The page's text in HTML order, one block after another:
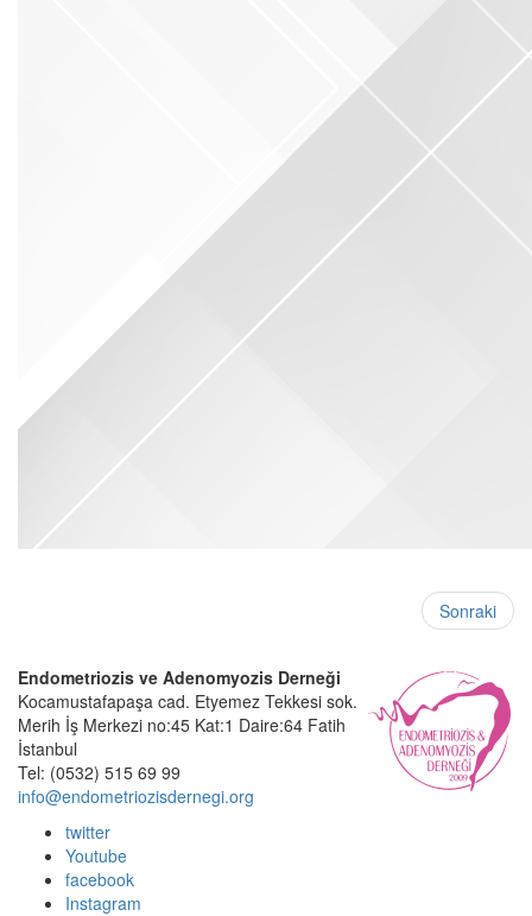
Sonraki
Endometriozis ve Adenomyozis Derneği
Kocamustafapaşa cad. Etyemez Tekkesi sok.
Merih İş Merkezi no:45 Kat:1 Daire:64 Fatih
İstanbul
Tel: (0532) 515 69 99
info@endometriozisdernegi.org
twitter
Youtube
facebook
Instagram